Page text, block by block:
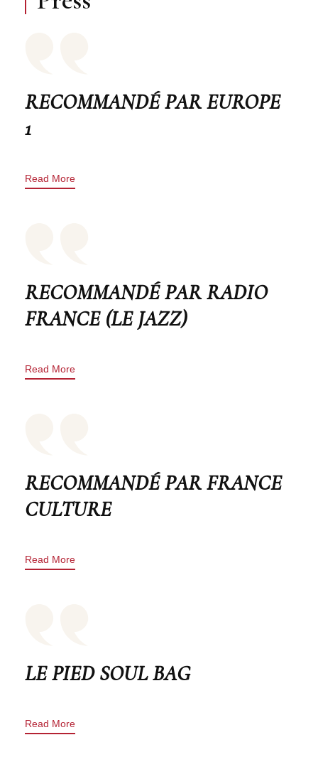
RECOMMANDÉ PAR EUROPE
1
Read More
RECOMMANDÉ PAR RADIO
FRANCE (LE JAZZ)
Read More
RECOMMANDÉ PAR FRANCE
CULTURE
Read More
LE PIED SOUL BAG
Read More